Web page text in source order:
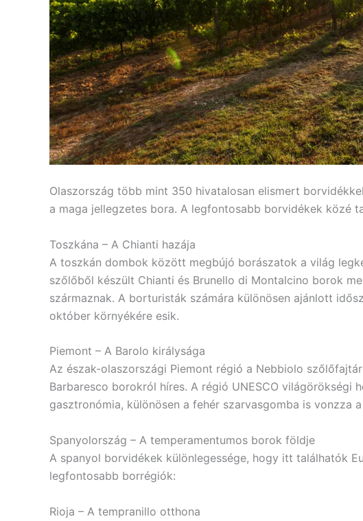
Olaszország több mint 350 hivatalosan elismert
a maga jellegzetes bora. A legfontosabb borvidékek közé
Toszkána – A Chianti hazája
A toszkán dombok között megbújó borászatok a világ
szőlőből készült Chianti és Brunello di Montalcino borok
származnak. A borturisták számára különösen ajánlott
október környékére esik.
Piemont – A Barolo királysága
Az észak-olaszországi Piemont régió a Nebbiolo
Barbaresco borokról híres. A régió UNESCO világörökségi
gasztronómia, különösen a fehér szarvasgomba is vonzza
Spanyolország – A temperamentumos borok földje
A spanyol borvidékek különlegessége, hogy itt találhatók
legfontosabb borrégiók:
Rioja – A tempranillo otthona